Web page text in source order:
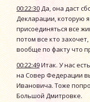
00:22:30Да, она даст
Декларации, которую
присоединяться все
потом все кто
вообще по факту что
00:22:49Итак. У нас
на Совер Федерации
Ивановича. Тоже
Большой Дмитровке.